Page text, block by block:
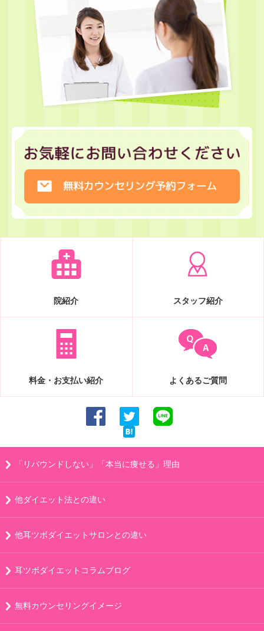
院紹介 スタッフ紹介
料金・お支払い紹介 よくあるご質問
「リバウンドしない」「本当に痩せる」理由
他ダイエット法との違い
他耳ツボダイエットサロンとの違い
耳ツボダイエットコラムブログ
無料カウンセリングイメージ